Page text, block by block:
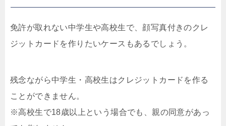
免許が取れない中学生や高校生で、顔写真付きのクレ
ジットカードを作りたいケースもあるでしょう。
残念ながら中学生・高校生はクレジットカードを作る
ことができません。
※高校生で18歳以上という場合でも、親の同意があっ